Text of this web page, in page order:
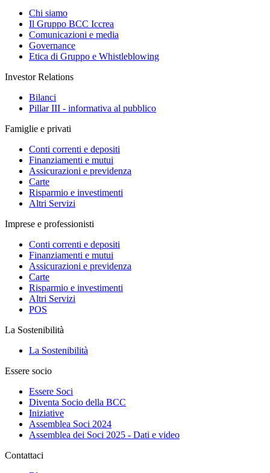
Chi siamo
Il Gruppo BCC Iccrea
Comunicazioni e media
Governance
Etica di Gruppo e Whistleblowing
Investor Relations
Bilanci
Pillar III - informativa al pubblico
Famiglie e privati
Conti correnti e depositi
Finanziamenti e mutui
Assicurazioni e previdenza
Carte
Risparmio e investimenti
Altri Servizi
Imprese e professionisti
Conti correnti e depositi
Finanziamenti e mutui
Assicurazioni e previdenza
Carte
Risparmio e investimenti
Altri Servizi
POS
La Sostenibilità
La Sostenibilità
Essere socio
Essere Soci
Diventa Socio della BCC
Iniziative
Assemblea Soci 2024
Assemblea dei Soci 2025 - Dati e video
Contattaci